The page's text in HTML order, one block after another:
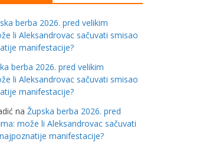
berba 2026. pred velikim
li Aleksandrovac sačuvati smisao
manifestacije?
berba 2026. pred velikim
li Aleksandrovac sačuvati smisao
manifestacije?
na Župska berba 2026. pred
može li Aleksandrovac sačuvati
manifestacije?